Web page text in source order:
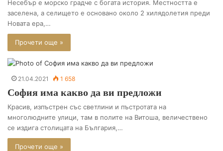
Несебър е морско градче с богата история. Местността е
заселена, а селището е основано около 2 хилядолетия преди
Новата ера,…
Прочети още »
21.04.2021 1 658
София има какво да ви предложи
Красив, изпъстрен със светлини и пъстротата на
многолюдните улици, там в полите на Витоша, величествено
се издига столицата на България,…
Прочети още »